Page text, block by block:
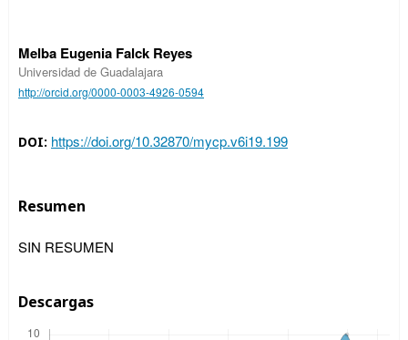
Melba Eugenia Falck Reyes
Universidad de Guadalajara
http://orcid.org/0000-0003-4926-0594
DOI: https://doi.org/10.32870/mycp.v6i19.199
Resumen
SIN RESUMEN
Descargas